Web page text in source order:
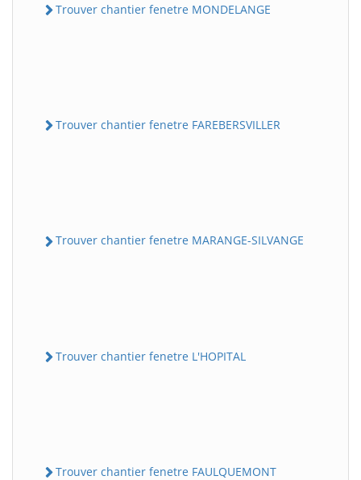
Trouver chantier fenetre MONDELANGE
Trouver chantier fenetre FAREBERSVILLER
Trouver chantier fenetre MARANGE-SILVANGE
Trouver chantier fenetre L'HOPITAL
Trouver chantier fenetre FAULQUEMONT